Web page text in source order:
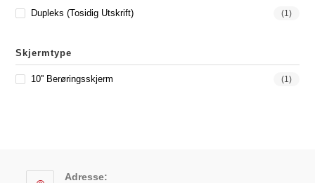
Dupleks (Tosidig Utskrift) (1)
Skjermtype
10'' Berøringsskjerm (1)
Adresse: